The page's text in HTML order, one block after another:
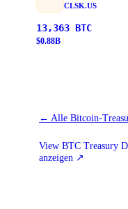
CLSK.US
13,363 BTC
$0.88B
← Alle Bitcoin-
View BTC Treasury
anzeigen ↗